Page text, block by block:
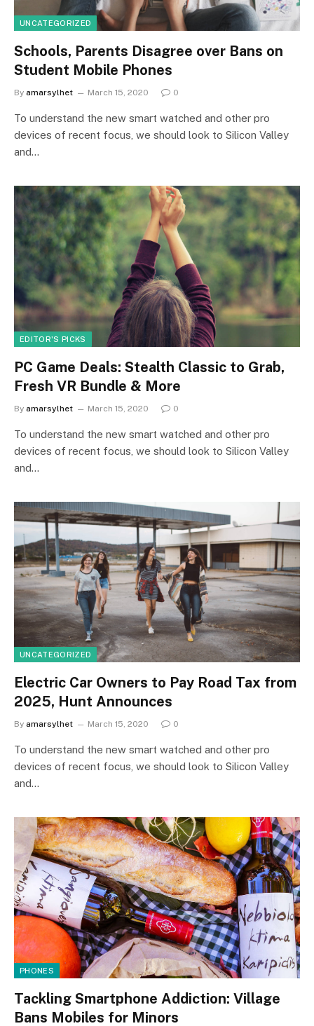
UNCATEGORIZED
Schools, Parents Disagree over Bans on
Student Mobile Phones
By amarsylhet March 15, 2020 0
To understand the new smart watched and other pro
devices of recent focus, we should look to Silicon Valley
and…
EDITOR'S PICKS
PC Game Deals: Stealth Classic to Grab,
Fresh VR Bundle & More
By amarsylhet March 15, 2020 0
To understand the new smart watched and other pro
devices of recent focus, we should look to Silicon Valley
and…
UNCATEGORIZED
Electric Car Owners to Pay Road Tax from
2025, Hunt Announces
By amarsylhet March 15, 2020 0
To understand the new smart watched and other pro
devices of recent focus, we should look to Silicon Valley
and…
PHONES
Tackling Smartphone Addiction: Village
Bans Mobiles for Minors